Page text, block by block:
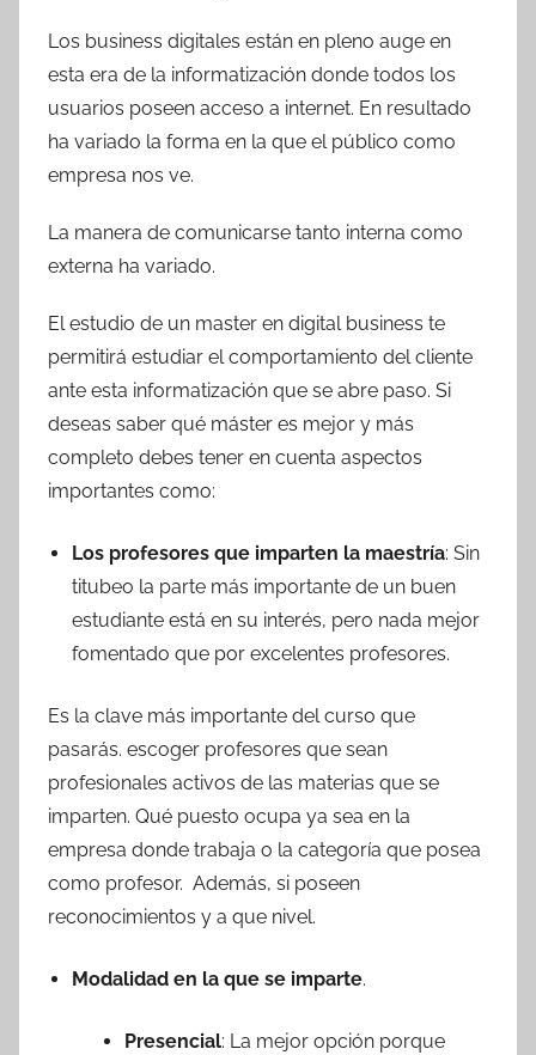
Los business digitales están en pleno auge en
esta era de la informatización donde todos los
usuarios poseen acceso a internet. En resultado
ha variado la forma en la que el público como
empresa nos ve.
La manera de comunicarse tanto interna como
externa ha variado.
El estudio de un master en digital business te
permitirá estudiar el comportamiento del cliente
ante esta informatización que se abre paso. Si
deseas saber qué máster es mejor y más
completo debes tener en cuenta aspectos
importantes como:
Los profesores que imparten la maestría: Sin
titubeo la parte más importante de un buen
estudiante está en su interés, pero nada mejor
fomentado que por excelentes profesores.
Es la clave más importante del curso que
pasarás. escoger profesores que sean
profesionales activos de las materias que se
imparten. Qué puesto ocupa ya sea en la
empresa donde trabaja o la categoría que posea
como profesor. Además, si poseen
reconocimientos y a que nivel.
Modalidad en la que se imparte.
Presencial: La mejor opción porque